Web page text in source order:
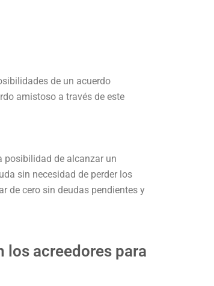
de un acuerdo
amistoso a través de este
posibilidad de alcanzar un
sin necesidad de perder los
de cero sin deudas pendientes y
los acreedores para